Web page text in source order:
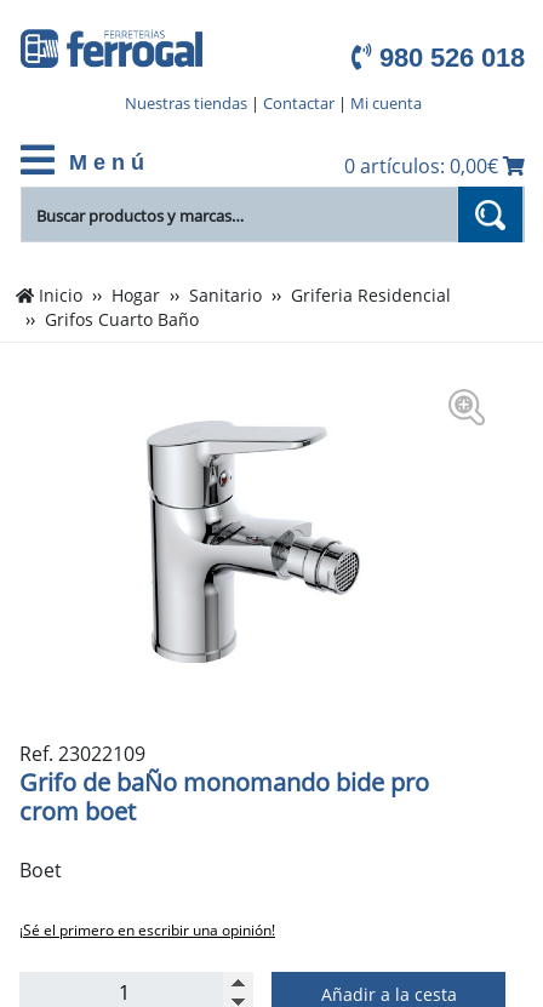
980 526 018
Nuestras tiendas| Contactar| Mi cuenta
M e n ú 0 artículos: 0,00€
Inicio Hogar Sanitario
Griferia Residencial
Grifos Cuarto Baño
Ref. 23022109
Grifo de baÑo monomando bide pro
crom boet
Boet
¡Sé el primero en escribir una opinión!
Añadir a la cesta